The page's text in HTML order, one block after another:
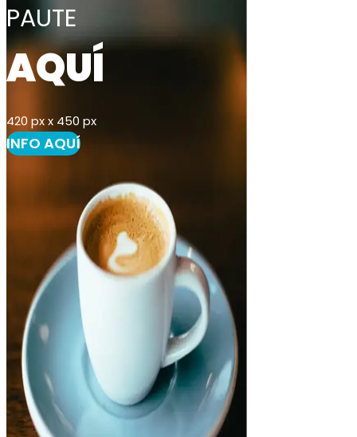
PAUTE
AQUÍ
420 px x 450 px
INFO AQUÍ